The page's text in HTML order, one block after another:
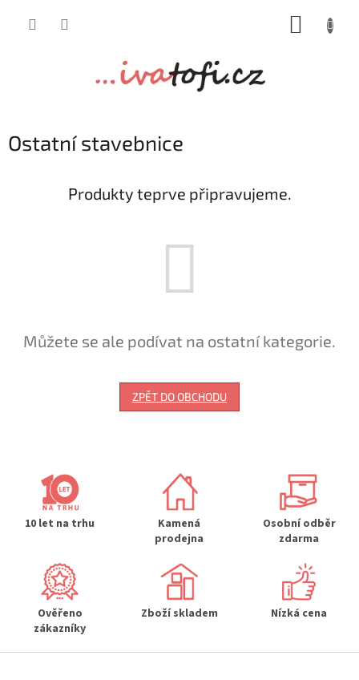
Ostatní stavebnice
Produkty teprve připravujeme.
Můžete se ale podívat na ostatní kategorie.
ZPĚT DO OBCHODU
10 let na trhu
Kamená
prodejna
Osobní odběr
zdarma
Ověřeno
zákazníky
Zboží skladem Nízká cena